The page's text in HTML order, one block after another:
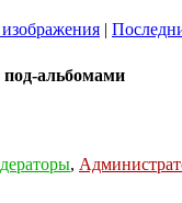
|
альбомами
,